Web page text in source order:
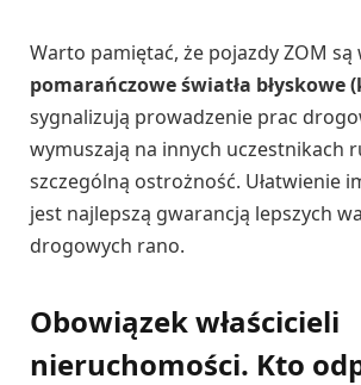
Warto pamiętać, że pojazdy ZOM
pomarańczowe światła błyskowe
sygnalizują prowadzenie prac
wymuszają na innych uczestnikach
szczególną ostrożność. Ułatwienie
jest najlepszą gwarancją lepszych
drogowych rano.
Obowiązek właścicieli
nieruchomości. Kto